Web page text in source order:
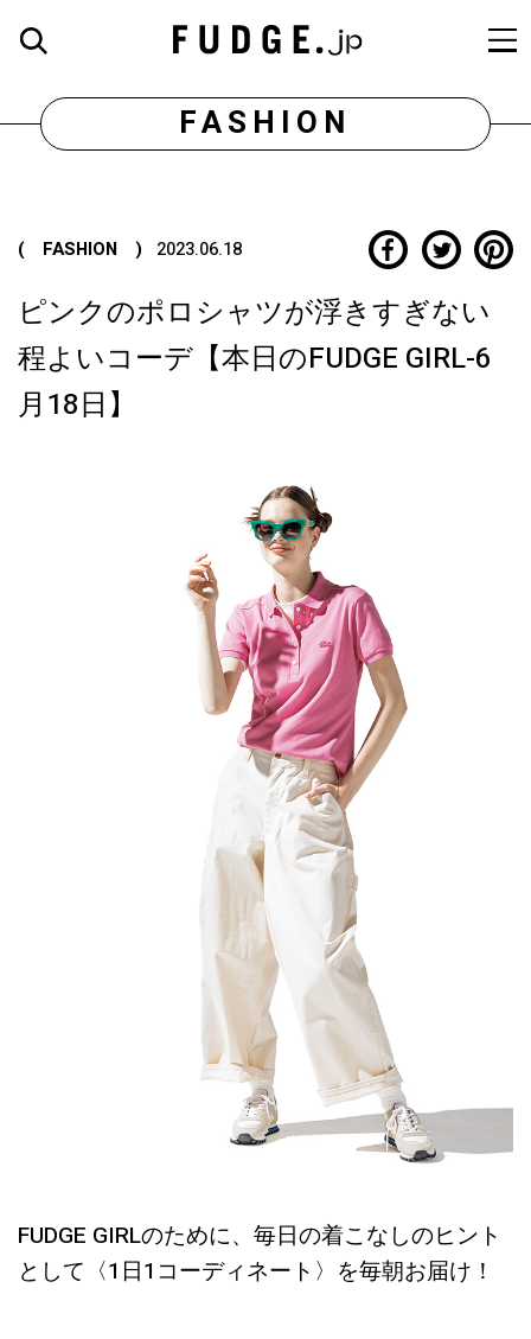
FASHION
( FASHION ) 2023.06.18
ピンクのポロシャツが浮きすぎない
程よいコーデ【本日のFUDGE GIRL-6
月18日】
FUDGE GIRLのために、毎日の着こなしのヒント
として〈1日1コーディネート〉を毎朝お届け！